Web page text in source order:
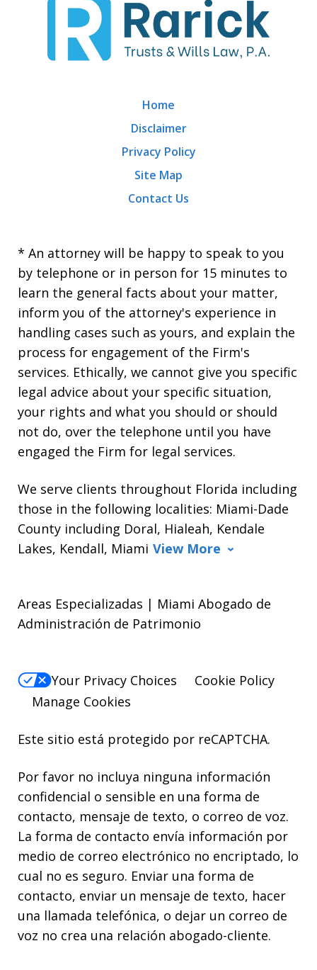
* An attorney will be happy to speak to you
by telephone or in person for 15 minutes to
learn the general facts about your matter,
inform you of the attorney's experience in
handling cases such as yours, and explain the
process for engagement of the Firm's
services. Ethically, we cannot give you specific
legal advice about your specific situation,
your rights and what you should or should
not do, over the telephone until you have
engaged the Firm for legal services.
We serve clients throughout Florida including
those in the following localities: Miami-Dade
County including Doral, Hialeah, Kendale
Lakes, Kendall, Miami View More
Home
Disclaimer
Privacy Policy
Site Map
Contact Us
Areas Especializadas | Miami Abogado de
Administración de Patrimonio
Your Privacy Choices
Cookie Policy
Manage Cookies
Este sitio está protegido por reCAPTCHA.
Por favor no incluya ninguna información
confidencial o sensible en una forma de
contacto, mensaje de texto, o correo de voz.
La forma de contacto envía información por
medio de correo electrónico no encriptado, lo
cual no es seguro. Enviar una forma de
contacto, enviar un mensaje de texto, hacer
una llamada telefónica, o dejar un correo de
voz no crea una relación abogado-cliente.